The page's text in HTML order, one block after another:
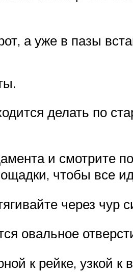
а уже в пазы
делать по
и смотрите по
чтобы все
через чур
овальное
к рейке, узкой к